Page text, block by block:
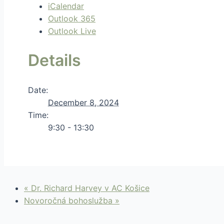
iCalendar
Outlook 365
Outlook Live
Details
Date:
December 8, 2024
Time:
9:30 - 13:30
« Dr. Richard Harvey v AC Košice
Novoročná bohoslužba »